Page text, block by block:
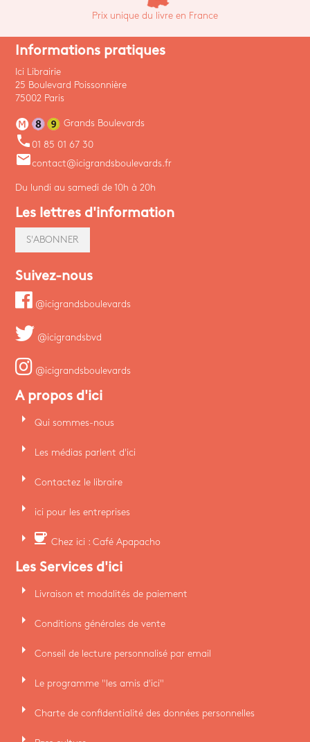
Prix unique du livre en France
Informations pratiques
Ici Librairie
25 Boulevard Poissonnière
75002 Paris
Grands Boulevards
phone 01 85 01 67 30
emailcontact@icigrandsboulevards.fr
Du lundi au samedi de 10h à 20h
Les lettres d'information
S'ABONNER
Suivez-nous
@icigrandsboulevards
@icigrandsbvd
@icigrandsboulevards
A propos d'ici
arrow_right Qui sommes-nous
arrow_right Les médias parlent d'ici
arrow_right Contactez le libraire
arrow_right ici pour les entreprises
arrow_right coffee Chez ici : Café Apapacho
Les Services d'ici
arrow_right Livraison et modalités de paiement
arrow_right Conditions générales de vente
arrow_right Conseil de lecture personnalisé par email
arrow_right Le programme "les amis d'ici"
arrow_right Charte de confidentialité des données personnelles